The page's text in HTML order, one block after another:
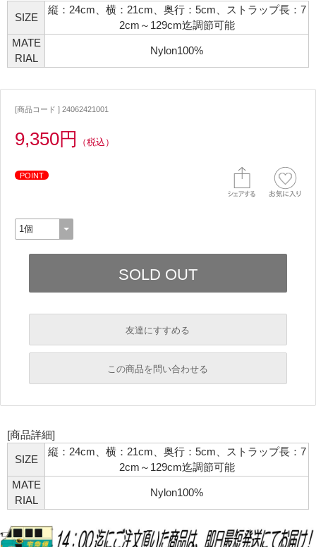
SIZE
縦：24cm、横：21cm、奥行：5cm、ストラップ長：7
2cm～129cm迄調節可能
MATE
RIAL
Nylon100%
[商品コード ] 24062421001
9,350円 （税込）
POINT
友達にすすめる
必須
必須
この商品を問い合わせる
必須
[商品詳細]
SIZE
縦：24cm、横：21cm、奥行：5cm、ストラップ長：7
2cm～129cm迄調節可能
MATE
RIAL
Nylon100%